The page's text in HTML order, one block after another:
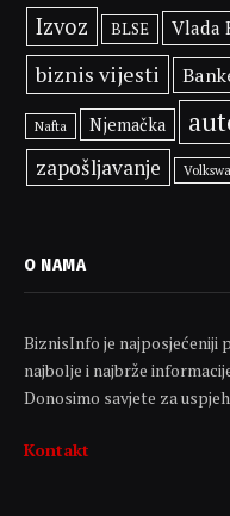
Izvoz BLSE Vlada
biznis vijesti
Nafta Njemačka
zapošljavanje
O NAMA
BiznisInfo je najposjećeniji
najbolje i najbrže
Donosimo savjete za
Kontakt